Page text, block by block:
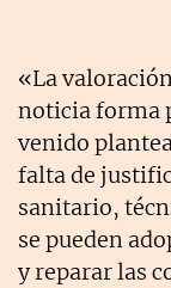
«La
noticia forma
venido
falta de
sanitario,
se pueden
y reparar las